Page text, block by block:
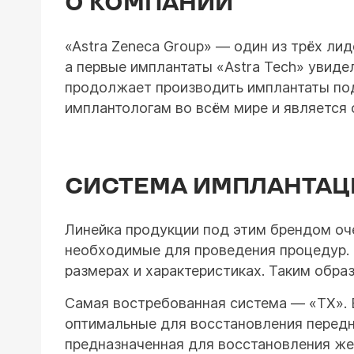
«Astra Zeneca Group» — один из трёх
а первые имплантаты «Astra Tech»
продолжает производить имплантаты
имплантологам во всём мире и
СИСТЕМА
Линейка продукции под этим брендом
необходимые для проведения
размерах и характеристиках. Таким
Самая востребованная система —
оптимальные для восстановления
предназначенная для восстановления